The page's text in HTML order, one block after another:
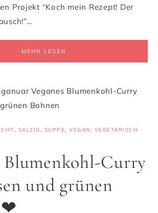
Projekt “Koch mein Rezept! Der
MEHR LESEN
, SALZIG, SUPPE, VEGAN, VEGETARISCH ·
Blumenkohl-Curry
und grünen
❤